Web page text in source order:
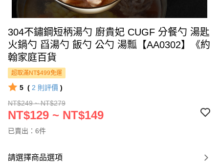
304不鏽鋼短柄湯勺 廚貴妃 CUGF 分餐勺 湯匙
火鍋勺 舀湯勺 飯勺 公勺 湯瓢【AA0302】《約
翰家庭百貨
超取滿NT$499免運
5 ( 2 則評價 )
NT$249 ~ NT$279
NT$129 ~ NT$149
已賣出：6件
請選擇商品選項